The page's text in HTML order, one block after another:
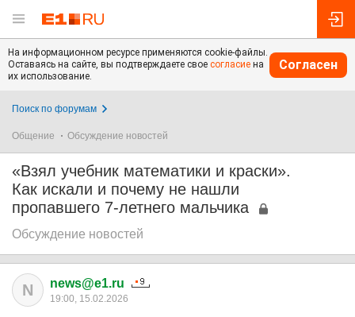
На информационном ресурсе применяются cookie-файлы.
Оставаясь на сайте, вы подтверждаете свое согласие на
их использование.
Согласен
Поиск по форумам
Общение Обсуждение новостей
«Взял учебник математики и краски».
Как искали и почему не нашли
пропавшего 7-летнего мальчика
Обсуждение новостей
N news@e1.ru
19:00, 15.02.2026